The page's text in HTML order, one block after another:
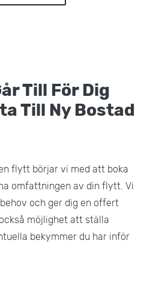
Till För Dig
Till Ny Bostad
flytt börjar vi med att boka
omfattningen av din flytt. Vi
och ger dig en offert
möjlighet att ställa
bekymmer du har inför